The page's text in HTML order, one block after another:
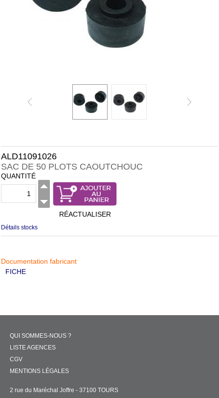
ALD11091026
SAC DE 50 PLOTS CAOUTCHOUC
QUANTITÉ
RÉACTUALISER
Détails stocks
Documentation fabricant
FICHE
QUI SOMMES-NOUS ?
LISTE AGENCES
CGV
MENTIONS LÉGALES
2 rue du Maréchal Joffre - 37100 TOURS